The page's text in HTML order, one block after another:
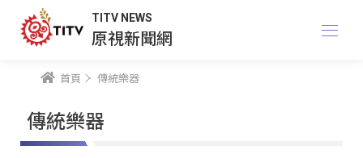
TITV NEWS
原視新聞網
首頁 傳統樂器
傳統樂器